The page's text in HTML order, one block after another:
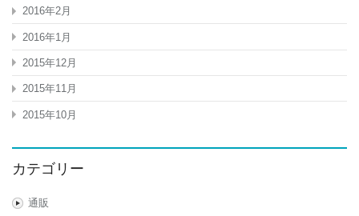
2016年2月
2016年1月
2015年12月
2015年11月
2015年10月
カテゴリー
通販